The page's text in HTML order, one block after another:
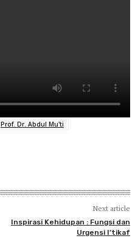
Prof. Dr. Abdul Mu'ti
Next article
Inspirasi Kehidupan : Fungsi dan
Urgensi I’tikaf